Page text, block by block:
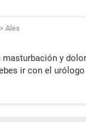
> Alex
y
ir con el urólogo